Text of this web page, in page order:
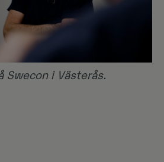
Swecon i Västerås.